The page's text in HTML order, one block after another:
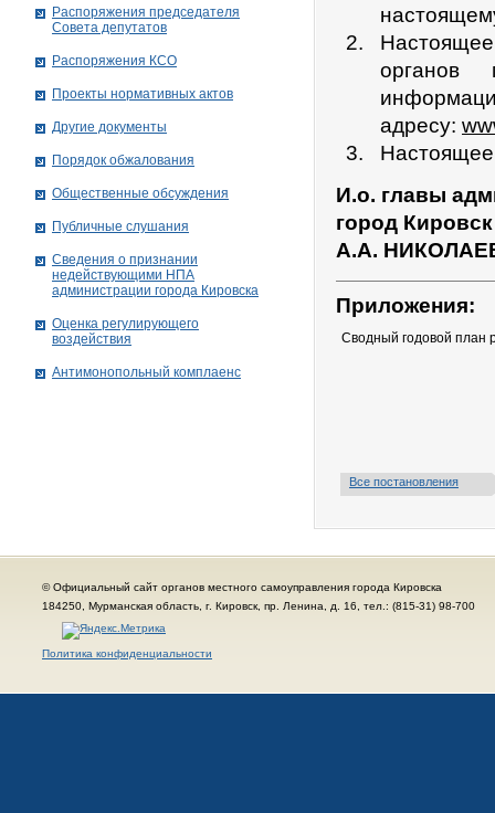
органов
адресу:
Настоящее
И.о. главы
город
А.А.
Приложения:
Сводный годовой план
Все постановления
Распоряжения председателя
Совета депутатов
Распоряжения КСО
Проекты нормативных актов
Другие документы
Порядок обжалования
Общественные обсуждения
Публичные слушания
Сведения о признании
недействующими НПА
администрации города Кировскa
Оценка регулирующего
воздействия
Антимонопольный комплаенс
© Официальный сайт органов местного самоуправления города Кировска
184250, Мурманская область, г. Кировск, пр. Ленина, д. 16, тел.: (815-31) 98-700
Политика конфиденциальности